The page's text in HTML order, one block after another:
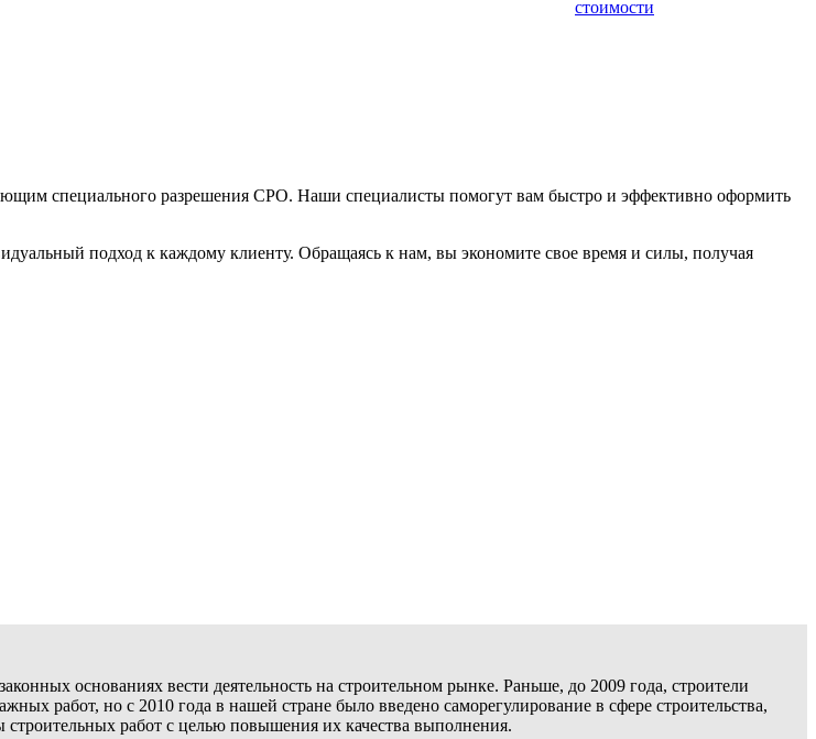
стоимости
специального разрешения СРО. Наши специалисты помогут вам быстро и эффективно оформить
подход к каждому клиенту. Обращаясь к нам, вы экономите свое время и силы, получая
основаниях вести деятельность на строительном рынке. Раньше, до 2009 года, строители
работ, но с 2010 года в нашей стране было введено саморегулирование в сфере строительства,
работ с целью повышения их качества выполнения.